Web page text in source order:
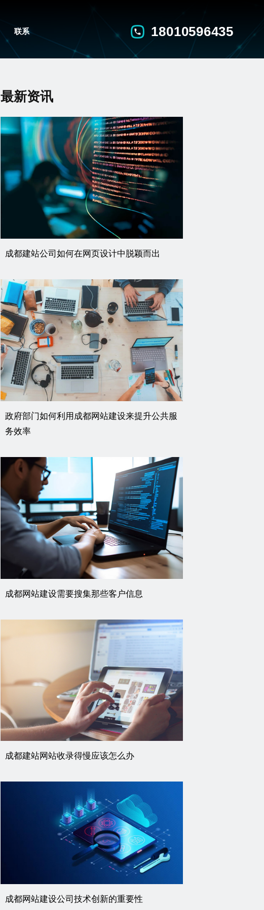
联系 18010596435
最新资讯
成都建站公司如何在网页设计中脱颖而出
政府部门如何利用成都网站建设来提升公共服
务效率
成都网站建设需要搜集那些客户信息
成都建站网站收录得慢应该怎么办
成都网站建设公司技术创新的重要性